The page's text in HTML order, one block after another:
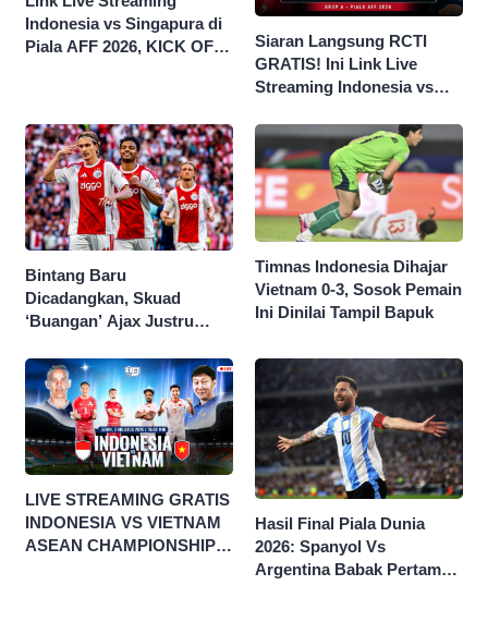
Indonesia vs Singapura di
Piala AFF 2026, KICK OFF
Siaran Langsung RCTI
GRATIS! Ini Link Live
Streaming Indonesia vs
2026
Bintang Baru
Dicadangkan, Skuad
‘Buangan’ Ajax Justru
Timnas Indonesia Dihajar
Vietnam 0-3, Sosok Pemain
Ini Dinilai Tampil Bapuk
LIVE STREAMING GRATIS
INDONESIA VS VIETNAM
ASEAN CHAMPIONSHIP
Hasil Final Piala Dunia
2026: Spanyol Vs
Argentina Babak Pertama